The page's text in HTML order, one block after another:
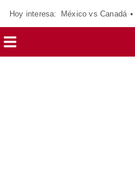
Hoy interesa: México vs Canadá